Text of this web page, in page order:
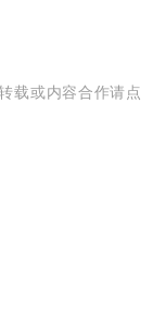
载或内容合作请点